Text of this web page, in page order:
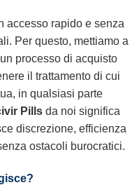
accesso rapido e senza
Per questo, mettiamo a
processo di acquisto
il trattamento di cui
in qualsiasi parte
Pills da noi significa
discrezione, efficienza
ostacoli burocratici.